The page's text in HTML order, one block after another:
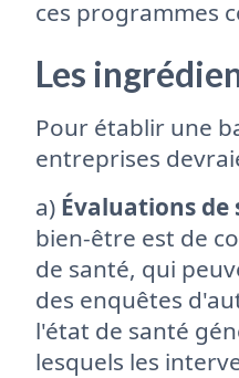
ces programmes
Les
Pour établir une
entreprises
a) Évaluations de
bien-être est de
de santé, qui
des enquêtes
l'état de santé
lesquels les